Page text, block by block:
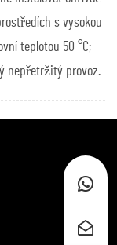
s vysokou
teplotou 50 °C;
nepřetržitý provoz.